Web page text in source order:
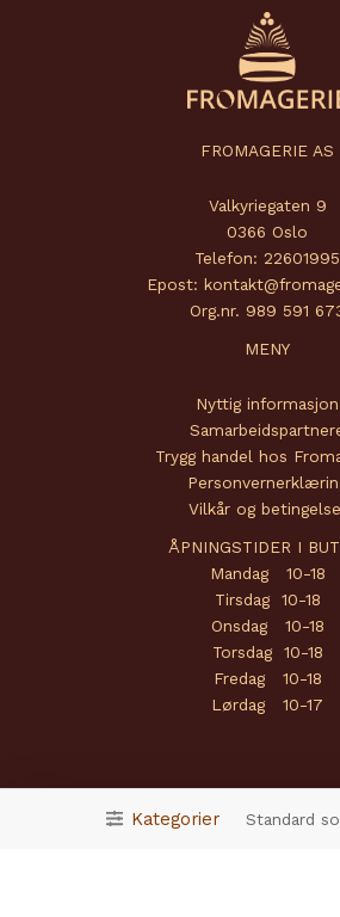
Kategorier
FROMAGERIE AS
Valkyriegaten 9
0366 Oslo
Telefon: 22601995
Epost:
Org.nr. 989 591
MENY
Nyttig informasjon
Trygg handel hos
Vilkår og
ÅPNINGSTIDER I
Mandag 10-18
Tirsdag 10-18
Onsdag 10-18
Torsdag 10-18
Fredag 10-18
Lørdag 10-17